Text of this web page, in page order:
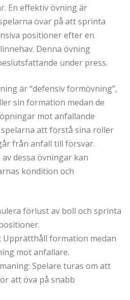
En effektiv övning är
övar på att sprinta
positioner efter en
Denna övning
under press.
är “defensiv formövning”,
sin formation medan de
mot anfallande
att förstå sina roller
från anfall till försvar.
dessa övningar kan
kondition och
förlust av boll och sprinta
Upprätthåll formation medan
mot anfallare.
Spelare turas om att
att öva på snabb